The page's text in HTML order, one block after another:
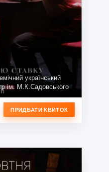
український
ім. М.К.Садовського
ПРИДБАТИ КВИТОК